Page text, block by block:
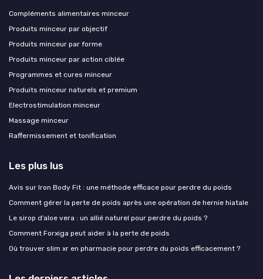
Compléments alimentaires minceur
Produits minceur par objectif
Produits minceur par forme
Produits minceur par action ciblée
Programmes et cures minceur
Produits minceur naturels et premium
Electrostimulation minceur
Massage minceur
Raffermissement et tonification
Les plus lus
Avis sur Iron Body Fit : une méthode efficace pour perdre du poids
Comment gérer la perte de poids après une opération de hernie hiatale
Le sirop d’aloe vera : un allié naturel pour perdre du poids ?
Comment Forxiga peut aider à la perte de poids
Où trouver slim xr en pharmacie pour perdre du poids efficacement ?